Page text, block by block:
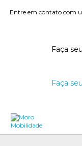
Entre em contato com
Faça
Faça